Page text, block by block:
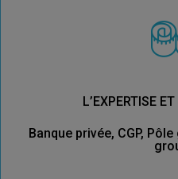
L’EXPERTISE
Banque privée, CGP,